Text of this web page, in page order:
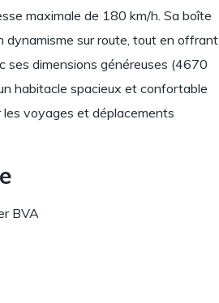
maximale de 180 km/h. Sa boîte
dynamisme sur route, tout en offrant
ses dimensions généreuses (4670
habitacle spacieux et confortable
voyages et déplacements
BVA